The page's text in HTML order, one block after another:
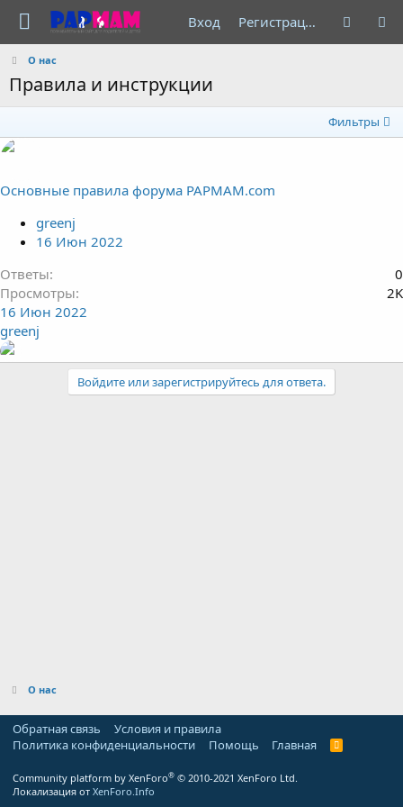
Вход Регистрация
О нас
Правила и инструкции
Фильтры
Основные правила форума PAPMAM.com
greenj
16 Июн 2022
Ответы
0
Просмотры
2K
16 Июн 2022
greenj
Войдите или зарегистрируйтесь для ответа.
О нас
Обратная связь
Условия и правила
Политика конфиденциальности
Помощь Главная
R
Community platform by XenForo® © 2010-2021 XenForo Ltd.
Локализация от XenForo.Info